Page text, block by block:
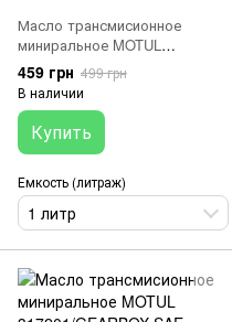
Масло трансмисионное
миниральное MOTUL
317501/HD SAE 80W90
(1л)/100102=105781
459 грн 499 грн
В наличии
Купить
Емкость (литраж)
1 литр